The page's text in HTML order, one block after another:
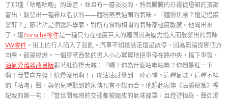
了那種「咕嚕咕嚕」的聲音，並且有一層淡淡的、熱氣騰騰的白霧從燈箱的頂部
冒出，散發出一種難以名狀的——麵粉蒸煮過頭的氣味。「麵粉焦慮？還是過度
發酵？」廖沾沾是個醬料學家，對所有食物相關的氣味都極度敏感。他聞出來
了，這Porsche零件是一種只有在極度巨大的麵團因為壓力過大而散發出的氣味
VW零件 。街上的行人陷入了混亂。汽車不知道該走還是該停，因為無論從哪個方
向看，都是綠燈。一個穿著西裝的男人小心翼翼地把車停在路中央，搖下車窗，
油氣分離器改良版對著紅綠燈大喊：「喂！你為什麼咕嚕咕嚕？你倒是紅一下
啊！我要向左轉！綠燈沒用啊！」廖沾沾感覺到一陣心悸。這種氣味，這種不祥
的「咕嚕」聲，與他兒時聽到的家傳預言不謀而合。他想起家傳《沾醬秘笈》裡
記載的第一句：「當世間萬物的交通都被麵皮的氣味籠罩，且燈號恒綠、聲如湯